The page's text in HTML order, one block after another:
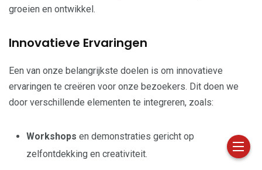
groeien en ontwikkel.
Innovatieve Ervaringen
Een van onze belangrijkste doelen is om innovatieve
ervaringen te creëren voor onze bezoekers. Dit doen we
door verschillende elementen te integreren, zoals:
Workshops en demonstraties gericht op
zelfontdekking en creativiteit.